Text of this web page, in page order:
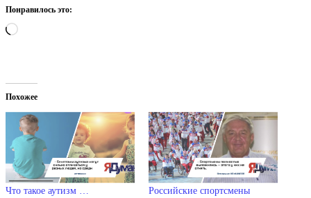
Понравилось это:
Загрузка…
Похожее
Что такое аутизм …
Российские спортсмены